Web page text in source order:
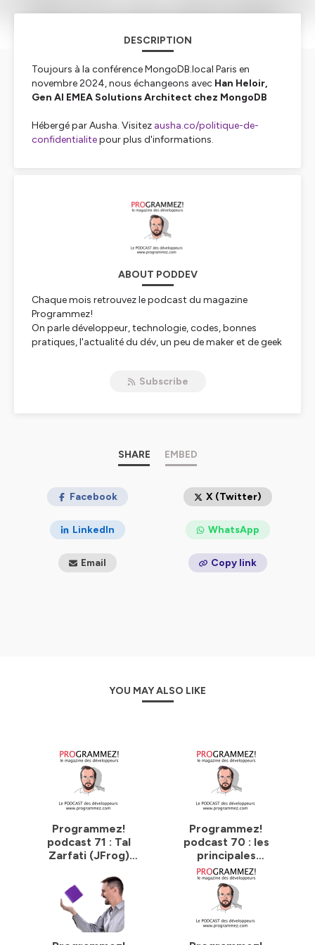
DESCRIPTION
Toujours à la conférence MongoDB.local Paris en
novembre 2024, nous échangeons avec Han Heloir,
Gen AI EMEA Solutions Architect chez MongoDB
Hébergé par Ausha. Visitez ausha.co/politique-de-
confidentialitepour plus d'informations.
ABOUT PODDEV
Chaque mois retrouvez le podcast du magazine
Programmez!
On parle développeur, technologie, codes, bonnes
pratiques, l'actualité du dév, un peu de maker et de geek
Hébergé par Ausha. Visitezausha.co/politique-de-
Subscribe
SHARE EMBED
Facebook X (Twitter)
LinkedIn WhatsApp
Email Copy link
YOU MAY ALSO LIKE
Programmez!
podcast 71 : Tal
Zarfati (JFrog)
DevSecOps
Programmez!
podcast 70 : les
principales
annonces de la
conférence
Re:Invent 2024